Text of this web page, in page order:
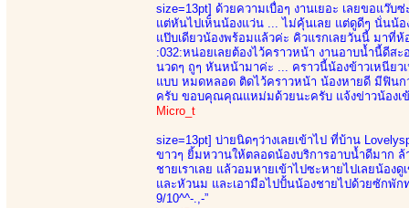
size=13pt] ด้วยความเบื่อๆ งานเยอะ เลยขอแว๊
แต่หันไปเห็นน้องแว่น ... ไม่คุ้นเลย แต่ดูดีๆ นั่นน้
แป๊บเดียวน้องพร้อมแล้วค่ะ คิวแรกเลยวันนี้ มาที่
:032:หน่อยเลยต้องไว้คราวหน้า งานอาบน้ำนี้ดีส
นวดๆ ถูๆ หันหน้ามาค่ะ ... คราวนี้น้องข้าวเหนียว
แบบ หมดหลอด ติดไว้คราวหน้า น้องหายดี มีฟินก
ครับ ขอบคุณคุณแหม่มด้วยนะครับ แจ้งข่าวน้องเ
Micro_t
size=13pt] บ่ายนิดๆว่างเลยเข้าไป ที่บ้าน
ขาวๆ ยิ้มหวานให้ตลอดน้องบริการอาบน้ำดีมาก ล้
ชายเราเลย แล้วอมหายเข้าไปซะหายไปเลยน้อง
และหัวนม และเอามือไปปั้นน้องชายไปด้วยซักพัก
9/10^^-.,-”